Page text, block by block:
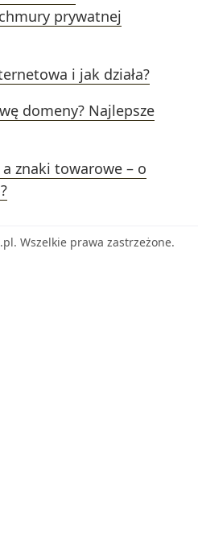
prywatnej
i jak działa?
domeny? Najlepsze
znaki towarowe – o
Wszelkie prawa zastrzeżone.